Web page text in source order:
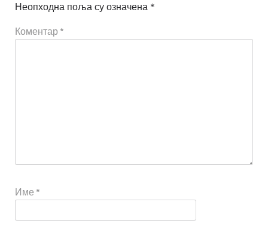
Неопходна поља су означена *
Коментар *
Име *